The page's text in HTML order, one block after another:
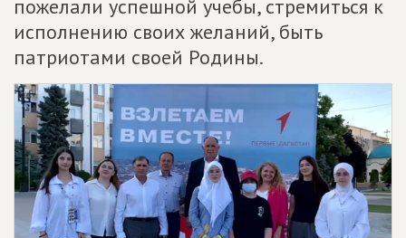
пожелали успешной учебы, стремиться к
исполнению своих желаний, быть
патриотами своей Родины.